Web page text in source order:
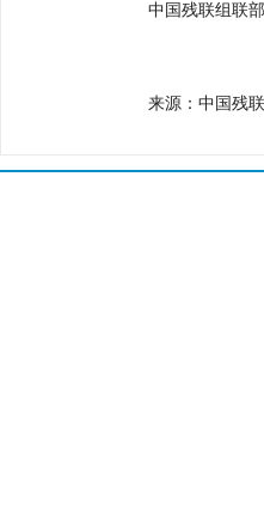
中国残联组联
来源：中国残联